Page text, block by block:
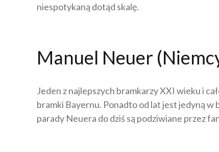
niespotykaną dotąd skalę.
Manuel Neuer
Jeden z najlepszych bramkarzy XXI wieku i
bramki Bayernu. Ponadto od lat jest jedyną
parady Neuera do dziś są podziwiane przez